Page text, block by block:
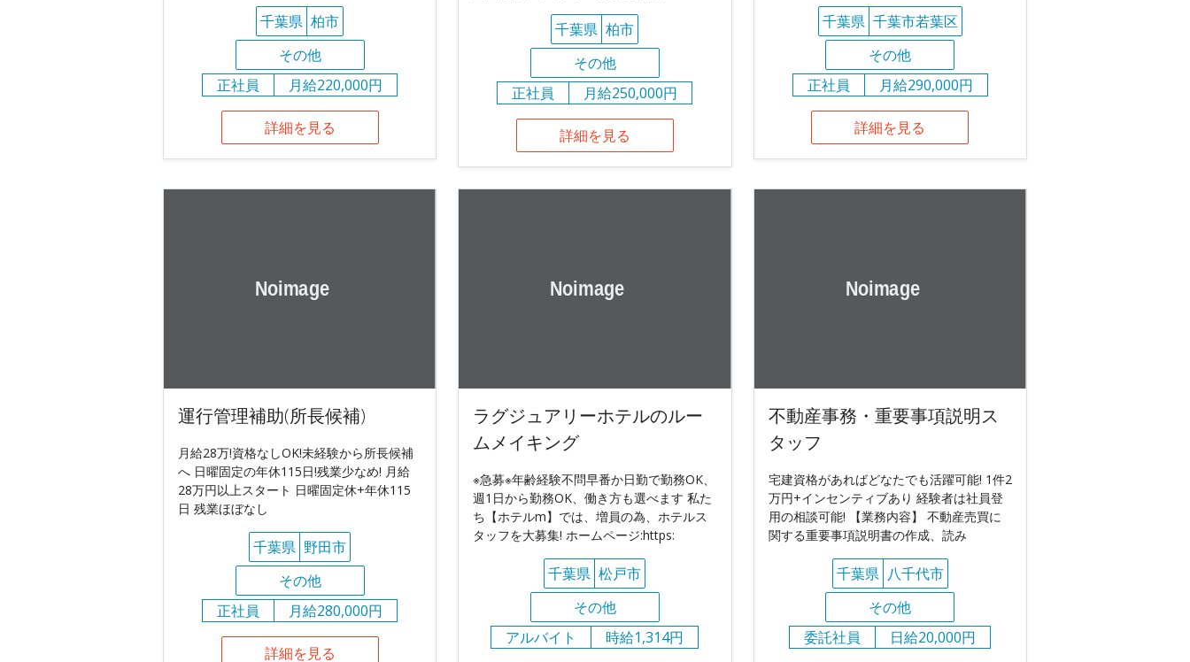
千葉県 柏市
その他
正社員
月給220,000円
詳細を見る
千葉県 柏市
その他
正社員
月給250,000円
詳細を見る
千葉県 千葉市若葉区
その他
正社員
月給290,000円
詳細を見る
運行管理補助(所長候補)
月給28万!資格なしOK!未経験から所長候補
へ 日曜固定の年休115日!残業少なめ! 月給
28万円以上スタート 日曜固定休+年休115
日 残業ほぼなし
千葉県 野田市
その他
正社員
月給280,000円
詳細を見る
ラグジュアリーホテルのルー
ムメイキング
※急募※年齢経験不問早番か日勤で勤務OK、
週1日から勤務OK、働き方も選べます 私た
ち【ホテルm】では、増員の為、ホテルス
タッフを大募集! ホームページ:https:
千葉県 松戸市
その他
アルバイト
時給1,314円
不動産事務・重要事項説明ス
タッフ
宅建資格があればどなたでも活躍可能! 1件2
万円+インセンティブあり 経験者は社員登
用の相談可能! 【業務内容】 不動産売買に
関する重要事項説明書の作成、読み
千葉県 八千代市
その他
委託社員
日給20,000円